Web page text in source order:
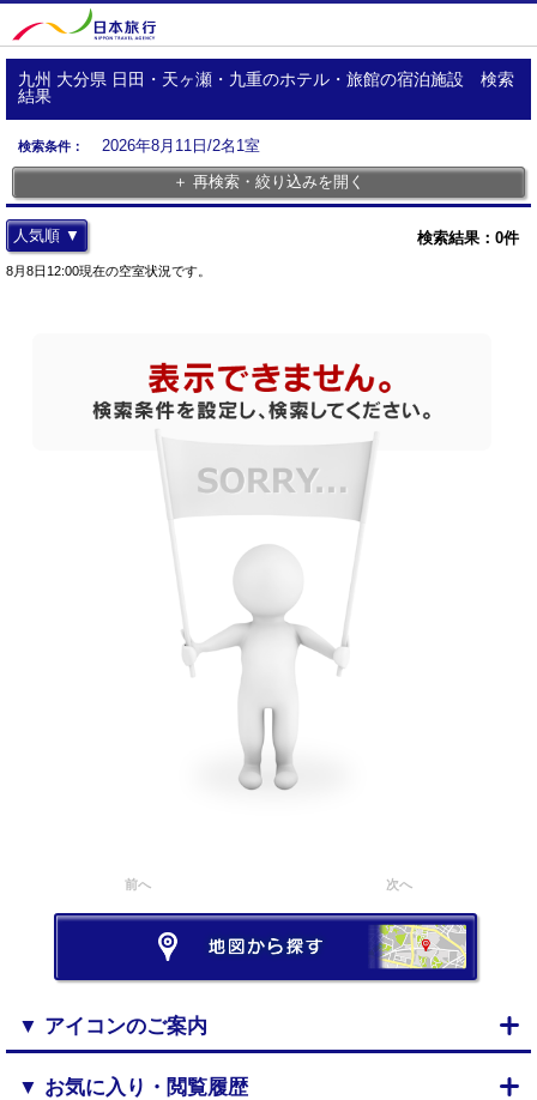
九州 大分県 日田・天ヶ瀬・九重のホテル・旅館の宿泊施設 検索
結果
検索条件：
2026年8月11日/2名1室
＋ 再検索・絞り込みを開く
検索結果： 0件
人気順 ▼
8月8日12:00現在の空室状況です。
前へ 次へ
▼ アイコンのご案内
▼ お気に入り・閲覧履歴